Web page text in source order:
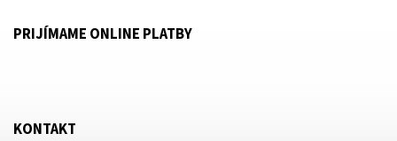
PRIJÍMAME ONLINE PLATBY
KONTAKT